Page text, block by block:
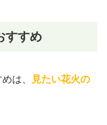
すすめ
は、
見たい花火の